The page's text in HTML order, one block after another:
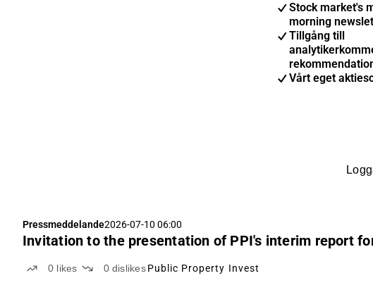
Stock market's
morning
Tillgång till
Vårt eget
Pressmeddelande2026-07-10 06:00
Invitation to the presentation of PPI's interim report
0 likes 0 dislikes Public Property Invest